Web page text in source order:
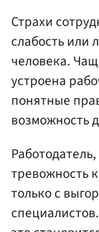
Страхи
слабость или
человека.
устроена
понятные
возможность
тревожность
только с